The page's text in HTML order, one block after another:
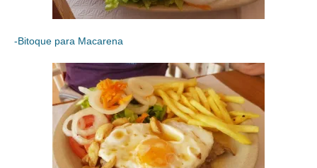
-Bitoque para Macarena